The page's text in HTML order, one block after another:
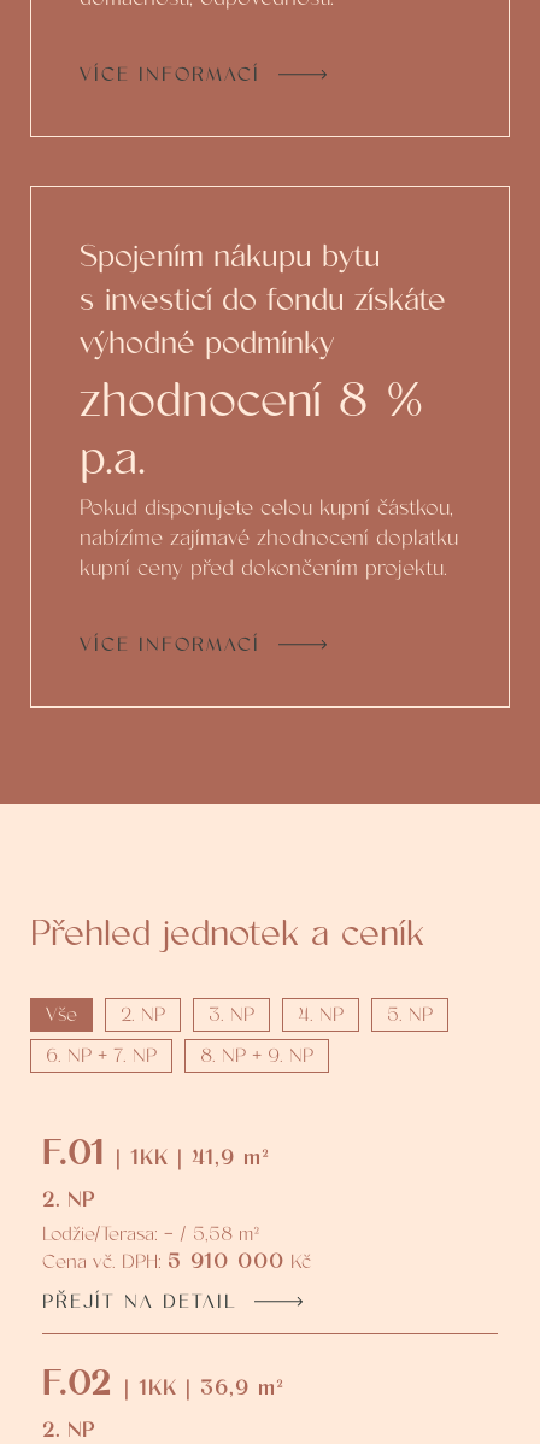
VÍCE INFORMACÍ
Spojením nákupu bytu
s investicí do fondu získáte
výhodné podmínky
zhodnocení 8 %
p.a.
Pokud disponujete celou kupní částkou,
nabízíme zajímavé zhodnocení doplatku
kupní ceny před dokončením projektu.
VÍCE INFORMACÍ
Přehled jednotek a ceník
Vše 2. NP 3. NP 4. NP
5. NP
6. NP + 7. NP
8. NP + 9. NP
F.01 | 1KK | 41,9 m²
2. NP
Lodžie/Terasa: - / 5,58 m²
Cena vč. DPH: 5 910 000 Kč
PŘEJÍT NA DETAIL
F.02
| 1KK | 36,9 m²
2. NP